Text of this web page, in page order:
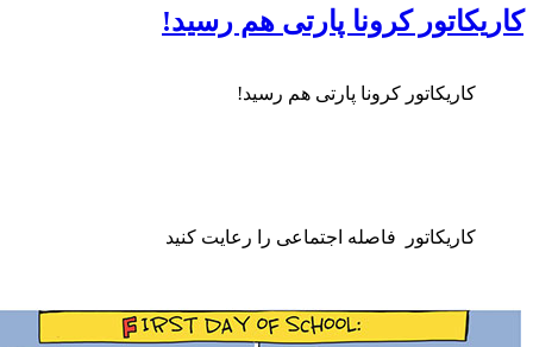
کرونا پارتی هم رسید!
کرونا پارتی هم رسید!
فاصله اجتماعی را رعایت کنید